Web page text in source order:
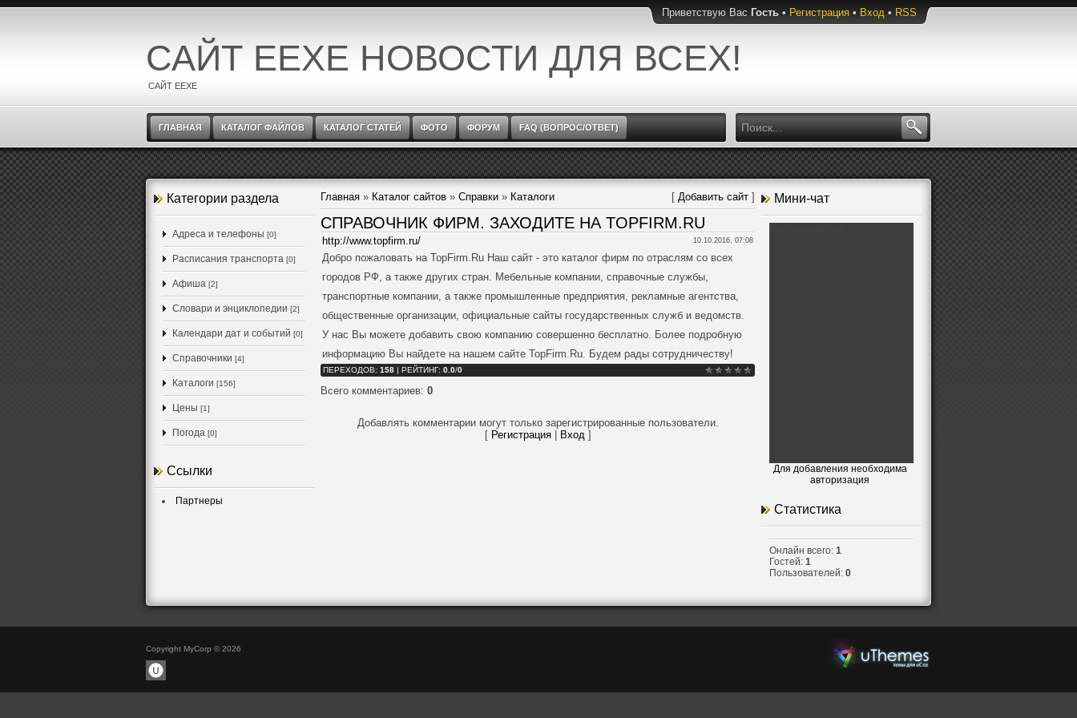
Приветствую Вас Гость • Регистрация • Вход • RSS
САЙТ EEXE НОВОСТИ ДЛЯ ВСЕХ!
САЙТ EEXE
ГЛАВНАЯ КАТАЛОГ ФАЙЛОВ КАТАЛОГ СТАТЕЙ ФОТО ФОРУМ FAQ (ВОПРОС/ОТВЕТ)
Категории раздела
Адреса и телефоны [0]
Расписания транспорта [0]
Афиша [2]
Словари и энциклопедии [2]
Календари дат и событий [0]
Справочники [4]
Каталоги [156]
Цены [1]
Погода [0]
Ссылки
Партнеры
Главная » Каталог сайтов » Справки » Каталоги [ Добавить сайт ]
СПРАВОЧНИК ФИРМ. ЗАХОДИТЕ НА TOPFIRM.RU
http://www.topfirm.ru/ 10.10.2016, 07:08
Добро пожаловать на TopFirm.Ru Наш сайт - это каталог фирм по отраслям со всех
городов РФ, а также других стран. Мебельные компании, справочные службы,
транспортные компании, а также промышленные предприятия, рекламные агентства,
общественные организации, официальные сайты государственных служб и ведомств.
У нас Вы можете добавить свою компанию совершенно бесплатно. Более подробную
информацию Вы найдете на нашем сайте TopFirm.Ru. Будем рады сотрудничеству!
ПЕРЕХОДОВ: 158 | РЕЙТИНГ: 0.0/0
Всего комментариев: 0
Добавлять комментарии могут только зарегистрированные пользователи.
[ Регистрация| Вход]
Мини-чат
Для добавления необходима
авторизация
Статистика
Онлайн всего: 1
Гостей: 1
Пользователей: 0
Copyright MyCorp © 2026